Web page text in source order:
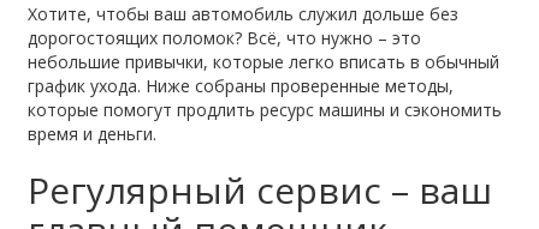
Хотите, чтобы ваш автомобиль служил дольше без
дорогостоящих поломок? Всё, что нужно – это
небольшие привычки, которые легко вписать в обычный
график ухода. Ниже собраны проверенные методы,
которые помогут продлить ресурс машины и сэкономить
время и деньги.
Регулярный сервис – ваш